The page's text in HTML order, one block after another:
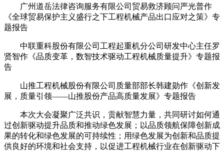
广州道岳法律咨询服务有限公司贸易救济顾问严光普作
《全球贸易保护主义盛行之下工程机械产品出口应对之策》专
题报告
中联重科股份有限公司工程起重机分公司研发中心主任罗
贤智作《品质变革，数智技术驱动工程机械质量提升》专题报
告
山推工程机械股份有限公司质量部部长韩建勋作《创新发
展，质量引领——山推股份产品高质量发展》专题报告
本次大会凝聚广泛共识，贡献智慧力量，共同研讨如何通
过创新驱动提升品质和推动绿色发展；以品质领航保障创新成
果的转化和绿色发展的可持续性；用绿色发展为创新和品质提
供良好的环境和社会支持，以促进工程机械行业在创新驱动下